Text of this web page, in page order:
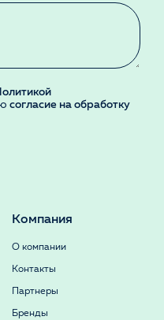
согласие на обработку
Компания
О компании
Контакты
Партнеры
Бренды